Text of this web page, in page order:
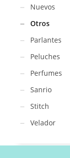
Nuevos
Otros
Parlantes
Peluches
Perfumes
Sanrio
Stitch
Velador